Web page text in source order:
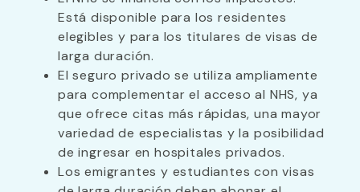
Está disponible para los residentes
elegibles y para los titulares de visas de
larga duración.
El seguro privado se utiliza ampliamente
para complementar el acceso al NHS, ya
que ofrece citas más rápidas, una mayor
variedad de especialistas y la posibilidad
de ingresar en hospitales privados.
Los emigrantes y estudiantes con visas